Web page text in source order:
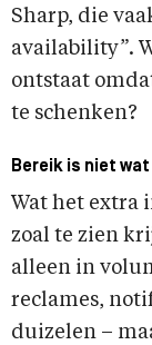
Sharp, die
availability”.
ontstaat
te schenken?
Bereik is niet
Wat het extra
zoal te zien
alleen in
reclames,
duizelen –